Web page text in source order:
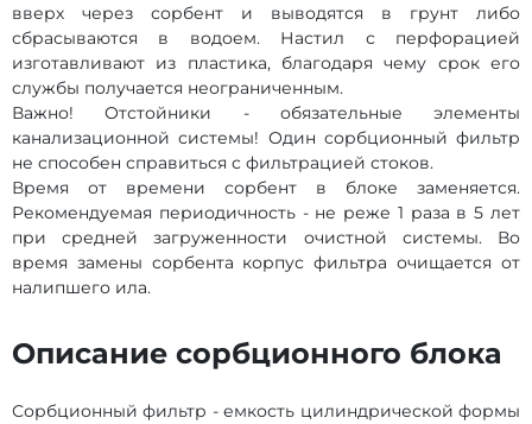
вверх через сорбент и выводятся в грунт либо
сбрасываются в водоем. Настил с перфорацией
изготавливают из пластика, благодаря чему срок его
службы получается неограниченным.
Важно! Отстойники - обязательные элементы
канализационной системы! Один сорбционный фильтр
не способен справиться с фильтрацией стоков.
Время от времени сорбент в блоке заменяется.
Рекомендуемая периодичность - не реже 1 раза в 5 лет
при средней загруженности очистной системы. Во
время замены сорбента корпус фильтра очищается от
налипшего ила.
Описание сорбционного блока
Сорбционный фильтр - емкость цилиндрической формы